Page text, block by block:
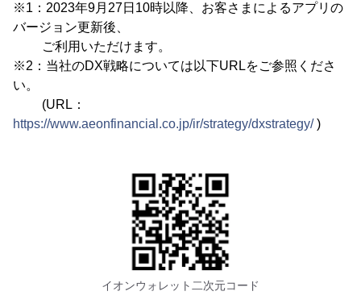
※1：2023年9月27日10時以降、お客さまによるアプリの
バージョン更新後、
ご利用いただけます。
※2：当社のDX戦略については以下URLをご参照くださ
い。
(URL：
https://www.aeonfinancial.co.jp/ir/strategy/dxstrategy/)
イオンウォレット二次元コード